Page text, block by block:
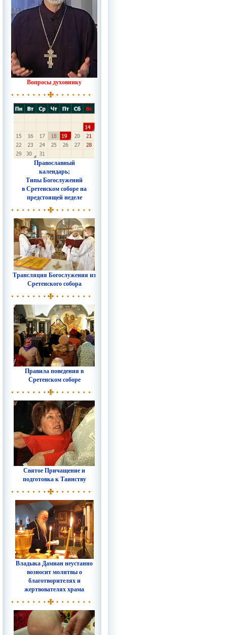
Вопросы духовнику
Православный
календарь;
Типы Богослужений
в Сретенском соборе на
предстоящей неделе
Трансляция Богослужения из
Сретенского собора
Правила поведения в
Сретенском соборе
Святое Причащение и
подготовка к Таинству
Владыка Дамиан неустанно
возносит молитвы о
благотворителях и
жертвователях храма